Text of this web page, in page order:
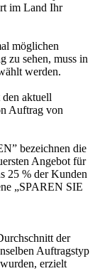
im Land Ihr
möglichen
zu sehen, muss in
werden.
aktuell
Auftrag von
bezeichnen die
Angebot für
25 % der Kunden
„SPAREN SIE
der
Auftragstyp
erzielt